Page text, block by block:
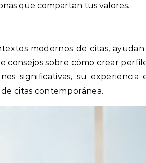
que compartan tus valores.
modernos de citas, ayudan
consejos sobre cómo crear
significativas, su experiencia
citas contemporánea.